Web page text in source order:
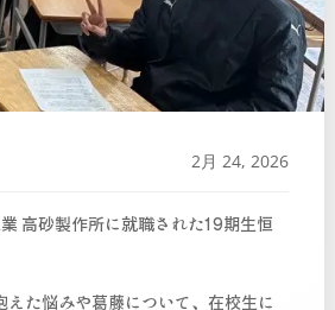
2月 24, 2026
高砂製作所に就職された19期生恒
た悩みや葛藤について、在校生に